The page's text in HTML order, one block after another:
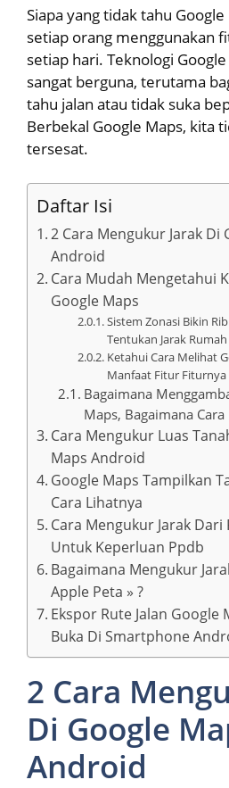
Siapa yang tidak tahu
setiap orang menggunakan
setiap hari. Teknologi
sangat berguna, terutama
tahu jalan atau tidak suka
Berbekal Google Maps, kita
tersesat.
Daftar Isi
2 Cara Mengukur Jarak Di
Android
Cara Mudah Mengetahui
Google Maps
Sistem Zonasi Bikin
Tentukan Jarak
Ketahui Cara Melihat
Manfaat Fitur Fiturnya
Bagaimana
Maps, Bagaimana Cara
Cara Mengukur Luas
Maps Android
Google Maps Tampilkan
Cara Lihatnya
Cara Mengukur Jarak Dari
Untuk Keperluan Ppdb
Bagaimana Mengukur
Apple Peta » ?
Ekspor Rute Jalan Google
Buka Di Smartphone
2 Cara
Di Google
Android